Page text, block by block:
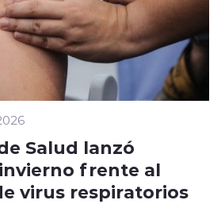
Salud lanzó
frente al
virus respiratorios